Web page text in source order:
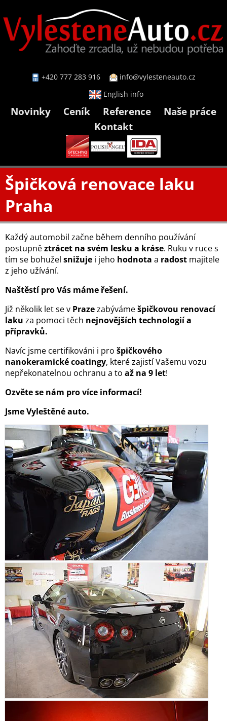
+420 777 283 916
info@vylesteneauto.cz
English info
Novinky Ceník Reference
Naše práce
Kontakt
Špičková renovace laku
Praha
Každý automobil začne během denního používání
postupněztrácet na svém lesku a kráse. Ruku v ruce s
tím se bohužel snižuje i jeho hodnota a radost majitele
z jeho užívání.
Naštěstí pro Vás máme řešení.
Již několik let se v Prazezabývámešpičkovou renovací
laku za pomoci těch nejnovějších technologií a
přípravků.
Navíc jsme certifikováni i pro špičkového
nanokeramické coatingy, které zajistí Vašemu vozu
nepřekonatelnou ochranu a to až na 9 let!
Ozvěte se nám pro více informací!
Jsme Vyleštěné auto.